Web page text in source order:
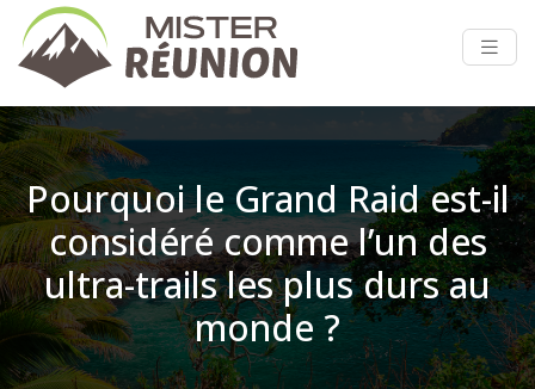
Pourquoi le Grand Raid est-il
considéré comme l’un des
ultra-trails les plus durs au
monde ?